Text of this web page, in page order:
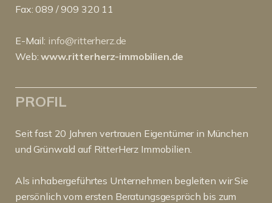
Fax: 089 / 909 320 11
E-Mail: info@ritterherz.de
Web:www.ritterherz-immobilien.de
PROFIL
Seit fast 20 Jahren vertrauen Eigentümer in München
und Grünwald auf RitterHerz Immobilien.
Als inhabergeführtes Unternehmen begleiten wir Sie
persönlich vom ersten Beratungsgespräch bis zum